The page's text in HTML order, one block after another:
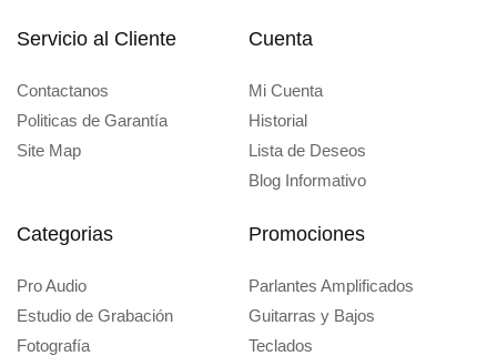
Servicio al Cliente
Contactanos
Politicas de Garantía
Site Map
Cuenta
Mi Cuenta
Historial
Lista de Deseos
Blog Informativo
Categorias
Pro Audio
Estudio de Grabación
Fotografía
Promociones
Parlantes Amplificados
Guitarras y Bajos
Teclados